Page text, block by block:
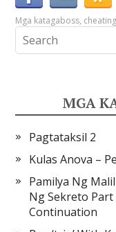
Mga katagaboss,
MGA
Pagtataksil 2
Kulas Anova –
Pamilya Ng
Ng Sekreto
Continuation